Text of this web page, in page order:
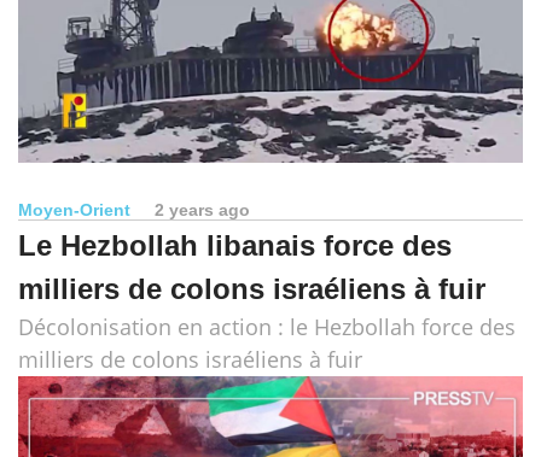
Moyen-Orient 2 years ago
Le Hezbollah libanais force des
milliers de colons israéliens à fuir
Décolonisation en action : le Hezbollah force des
milliers de colons israéliens à fuir